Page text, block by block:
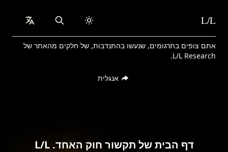
Skip to content
L/L
Search
אתם צופים בתרגומים, שנעשו בהתנדבות, של חלקים מהאתר של
L/L Research.
אנגלית
דף הבית של תקשור חוק האחד. L/L